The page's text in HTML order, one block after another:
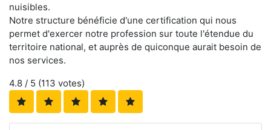
nuisibles.
Notre structure bénéficie d'une certification qui nous
permet d'exercer notre profession sur toute l'étendue du
territoire national, et auprès de quiconque aurait besoin de
nos services.
4.8 / 5 (113 votes)